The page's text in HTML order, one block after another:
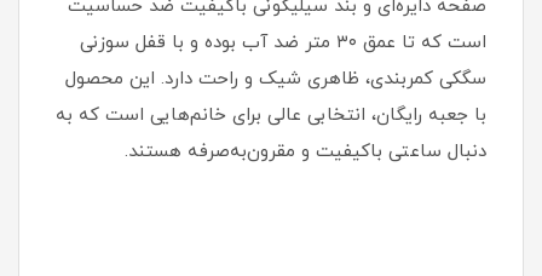
صفحه دایره‌ای و بند سیلیکونی باکیفیت ضد حساسیت
است که تا عمق ۳۰ متر ضد آب بوده و با قفل سوزنی
سگکی کمربندی، ظاهری شیک و راحت دارد. این محصول
با جعبه رایگان، انتخابی عالی برای خانم‌هایی است که به
دنبال ساعتی باکیفیت و مقرون‌به‌صرفه هستند.